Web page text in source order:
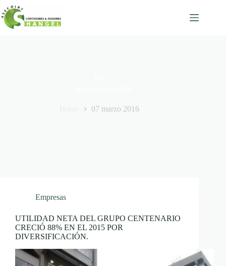
Skip
to
content
07 marzo 2016
Empresas
UTILIDAD NETA DEL GRUPO CENTENARIO
CRECIÓ 88% EN EL 2015 POR
DIVERSIFICACIÓN.